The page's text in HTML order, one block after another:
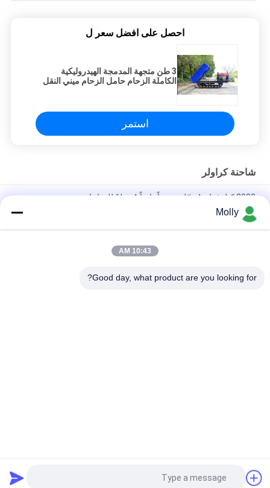
احصل على افضل سعر ل
3 طن متجهة المدمجة الهيدروليكية
الكاملة الزحام حامل الزحام ميني النقل
استمر
شاحنة كراولر
2000 كيلوغرام مُحمّل صغيراً دائماً مُحملةً للدراجات
4 طن التخلص الجانبي المتعقّب المتعقّب المواد الثقيلة النقل آلات
الغابات
Molly
10:43 AM
Good day, what product are you looking for?